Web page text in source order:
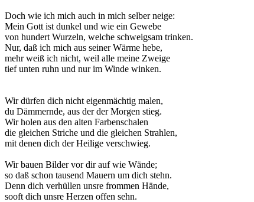
Doch wie ich mich auch in mich selber neige:
Mein Gott ist dunkel und wie ein Gewebe
von hundert Wurzeln, welche schweigsam trinken.
Nur, daß ich mich aus seiner Wärme hebe,
mehr weiß ich nicht, weil alle meine Zweige
tief unten ruhn und nur im Winde winken.
Wir dürfen dich nicht eigenmächtig malen,
du Dämmernde, aus der der Morgen stieg.
Wir holen aus den alten Farbenschalen
die gleichen Striche und die gleichen Strahlen,
mit denen dich der Heilige verschwieg.
Wir bauen Bilder vor dir auf wie Wände;
so daß schon tausend Mauern um dich stehn.
Denn dich verhüllen unsre frommen Hände,
sooft dich unsre Herzen offen sehn.